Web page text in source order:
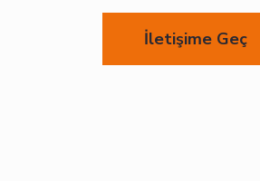
İletişime Geç